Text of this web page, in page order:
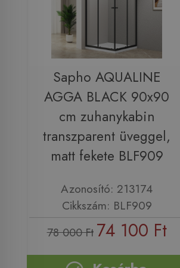
Sapho AQUALINE
AGGA BLACK 90x90
cm zuhanykabin
transzparent üveggel,
matt fekete BLF909
Azonosító: 213174
Cikkszám: BLF909
78 000 Ft 74 100 Ft